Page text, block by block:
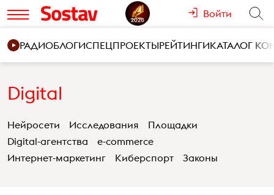
Войти
РАДИОБЛОГИСПЕЦПРОЕКТЫРЕЙТИНГИКАТАЛОГ
Digital
Нейросети Исследования
Площадки
Digital-агентства
e-commerce
Интернет-маркетинг
Киберспорт Законы